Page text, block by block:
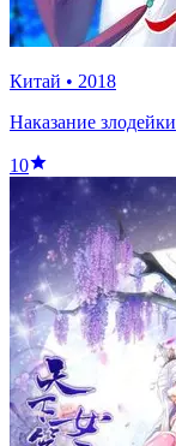
Китай • 2018
Наказание злодейки
10